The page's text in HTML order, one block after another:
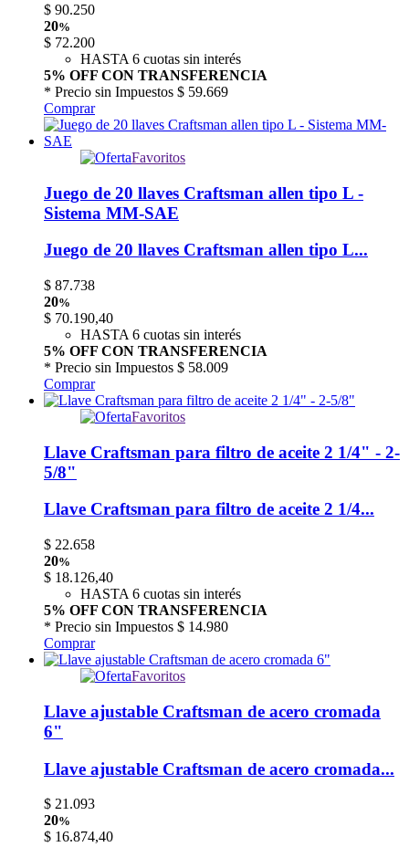
$ 90.250
20%
$ 72.200
HASTA 6 cuotas sin interés
5% OFF CON TRANSFERENCIA
* Precio sin Impuestos $ 59.669
Comprar
Favoritos
Juego de 20 llaves Craftsman allen tipo L -
Sistema MM-SAE
Juego de 20 llaves Craftsman allen tipo L...
$ 87.738
20%
$ 70.190,40
HASTA 6 cuotas sin interés
5% OFF CON TRANSFERENCIA
* Precio sin Impuestos $ 58.009
Comprar
Favoritos
Llave Craftsman para filtro de aceite 2 1/4" - 2-
5/8"
Llave Craftsman para filtro de aceite 2 1/4...
$ 22.658
20%
$ 18.126,40
HASTA 6 cuotas sin interés
5% OFF CON TRANSFERENCIA
* Precio sin Impuestos $ 14.980
Comprar
Favoritos
Llave ajustable Craftsman de acero cromada
6"
Llave ajustable Craftsman de acero cromada...
$ 21.093
20%
$ 16.874,40